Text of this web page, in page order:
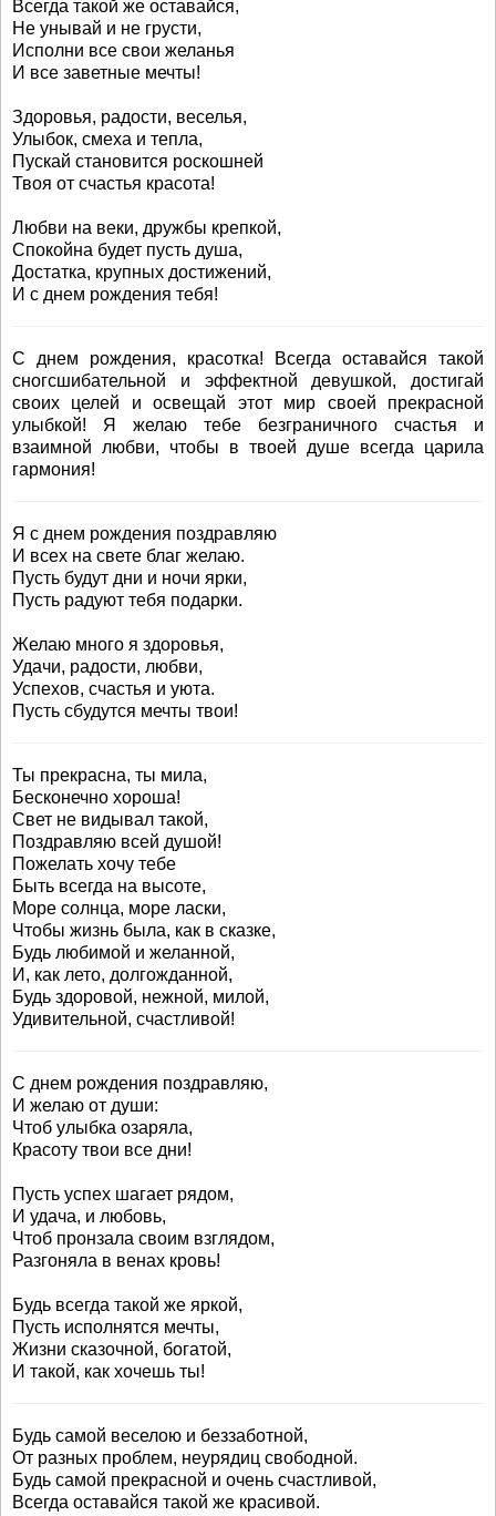
Всегда такой же оставайся,
Не унывай и не грусти,
Исполни все свои желанья
И все заветные мечты!
Здоровья, радости, веселья,
Улыбок, смеха и тепла,
Пускай становится роскошней
Твоя от счастья красота!
Любви на веки, дружбы крепкой,
Спокойна будет пусть душа,
Достатка, крупных достижений,
И с днем рождения тебя!
С днем рождения, красотка! Всегда оставайся такой
сногсшибательной и эффектной девушкой, достигай
своих целей и освещай этот мир своей прекрасной
улыбкой! Я желаю тебе безграничного счастья и
взаимной любви, чтобы в твоей душе всегда царила
гармония!
Я с днем рождения поздравляю
И всех на свете благ желаю.
Пусть будут дни и ночи ярки,
Пусть радуют тебя подарки.
Желаю много я здоровья,
Удачи, радости, любви,
Успехов, счастья и уюта.
Пусть сбудутся мечты твои!
Ты прекрасна, ты мила,
Бесконечно хороша!
Свет не видывал такой,
Поздравляю всей душой!
Пожелать хочу тебе
Быть всегда на высоте,
Море солнца, море ласки,
Чтобы жизнь была, как в сказке,
Будь любимой и желанной,
И, как лето, долгожданной,
Будь здоровой, нежной, милой,
Удивительной, счастливой!
С днем рождения поздравляю,
И желаю от души:
Чтоб улыбка озаряла,
Красоту твои все дни!
Пусть успех шагает рядом,
И удача, и любовь,
Чтоб пронзала своим взглядом,
Разгоняла в венах кровь!
Будь всегда такой же яркой,
Пусть исполнятся мечты,
Жизни сказочной, богатой,
И такой, как хочешь ты!
Будь самой веселою и беззаботной,
От разных проблем, неурядиц свободной.
Будь самой прекрасной и очень счастливой,
Всегда оставайся такой же красивой.